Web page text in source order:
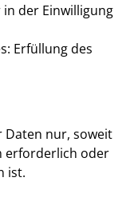
der Einwilligung
Erfüllung des
Daten nur, soweit
erforderlich oder
ist.